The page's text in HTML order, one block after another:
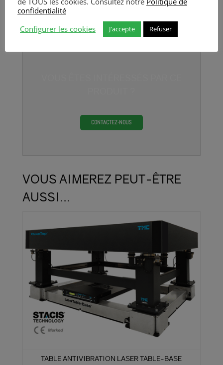
système en France.
CONTACTEZ-NOUS
VOUS AIMEREZ PEUT-ÊTRE
AUSSI…
TABLE ANTIVIBRATION LASER TABLE-BASE
confidentialité
Configurer les cookies
J'accepte Refuser